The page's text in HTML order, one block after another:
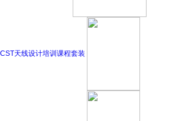
CST天线设计培训课程套装